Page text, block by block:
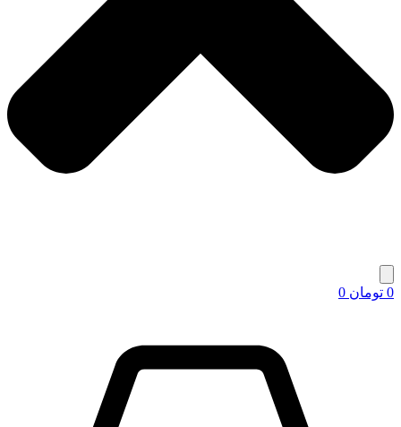
0 تومان 0